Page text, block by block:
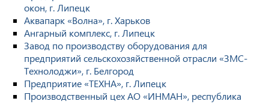
окон, г. Липецк
Аквапарк «Волна», г. Харьков
Ангарный комплекс, г. Липецк
Завод по производству оборудования для
предприятий сельскохозяйственной отрасли «ЗМС-
Технолоджи», г. Белгород
Предприятие «ТЕХНА», г. Липецк
Производственный цех АО «ИНМАН», республика